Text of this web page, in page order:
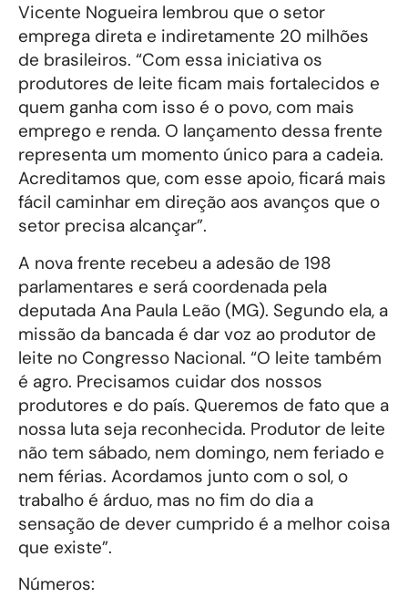
Vicente Nogueira lembrou que o setor
emprega direta e indiretamente 20 milhões
de brasileiros. “Com essa iniciativa os
produtores de leite ficam mais fortalecidos e
quem ganha com isso é o povo, com mais
emprego e renda. O lançamento dessa frente
representa um momento único para a cadeia.
Acreditamos que, com esse apoio, ficará mais
fácil caminhar em direção aos avanços que o
setor precisa alcançar”.
A nova frente recebeu a adesão de 198
parlamentares e será coordenada pela
deputada Ana Paula Leão (MG). Segundo ela, a
missão da bancada é dar voz ao produtor de
leite no Congresso Nacional. “O leite também
é agro. Precisamos cuidar dos nossos
produtores e do país. Queremos de fato que a
nossa luta seja reconhecida. Produtor de leite
não tem sábado, nem domingo, nem feriado e
nem férias. Acordamos junto com o sol, o
trabalho é árduo, mas no fim do dia a
sensação de dever cumprido é a melhor coisa
que existe”.
Números: